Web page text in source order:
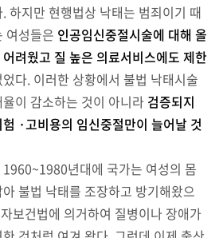
하지만 현행법상 낙태는 범죄이기 때
여성들은 인공임신중절시술에 대해 올
려웠고 질 높은 의료서비스에도 제한
다. 이러한 상황에서 불법 낙태시술
이 감소하는 것이 아니라 검증되지
·고비용의 임신중절만이 늘어날 것
년대에 국가는 여성의 몸
불법 낙태를 조장하고 방기해왔으
보건법에 의거하여 질병이나 장애가